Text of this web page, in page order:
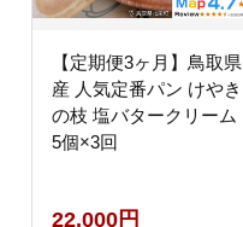
【定期便3ヶ月】鳥取県
産 人気定番パン けやき
の枝 塩バタークリーム
5個×3回
22,000円